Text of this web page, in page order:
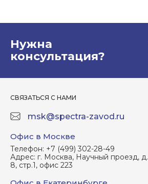
Нужна
консультация?
СВЯЗАТЬСЯ С НАМИ
msk@spectra-zavod.ru
Офис в Москве
Телефон: +7 (499) 302-28-49
Адрес: г. Москва, Научный проезд, д.
8, стр.1, офис 223